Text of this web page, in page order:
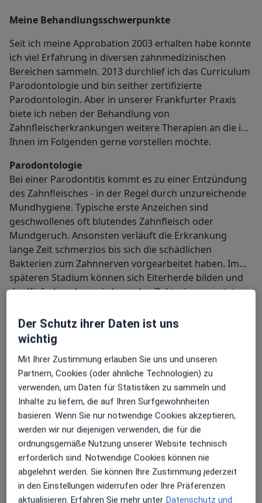
Meine Behandlungs­schwerpunkte
Seit ich meine Approbation 2003 erhalten habe konnte
ich viel Erfahrung in diversen zahnmedizinischen
Bereichen sammeln. 2013 durchlief ich das Curriculum
Parodontologie und bin seither zertifizierte
Parodontologin. Aber in unserer Frankfurter Praxis
biete ich neben der Behandlung von
Zahnfleischerkrankungen weitere Therapien an die ich
Ihnen im Folgenden gerne vorstellen möchte.
Parodontologie
Bei einer Parodontitis kommt es zu einer Entzündung
des Zahnfleisches - in der Regel durch unzureichende
Mundhygiene. Typische erste Anzeichen sind
geschwollenes oft blutendes Zahnfleisch oder
Mundgeruch. Ansonsten verläuft die Erkrankung
lange Zeit schmerzlos bis sich die schädlichen
Bakterien zum Zahnnerven vorgearbeitet haben. Im
späteren Stadium können sich Eiterherde bilden und
der Kieferknochen wird von den Bakterien zersetzt.
Seltenheit mehr.
wird desto besser lässt sie sich behandeln.
Mittlerweile wurden für die Behandlung schonende
Therapien gefunden etwa mit
Schmelzmatrixproteinen. Sie beschleunigen sowohl
die Heilung des Knochen als auch des Zahnfleisches
zudem wirkt das kleine gelartige Kissen desinfizierend.
Bei groisman & laube beraten wir Sie gerne individuell
zu den verschiedenen Therapien.
Ästhetische Zahnheilkunde
Schöne Zähne sorgen für Wohlbefinden. In manchen
Der Schutz ihrer Daten ist uns
wichtig
Mit Ihrer Zustimmung erlauben Sie uns und unseren
Partnern, Cookies (oder ähnliche Technologien) zu
verwenden, um Daten für Statistiken zu sammeln und
Inhalte zu liefern, die auf Ihren Surfgewohnheiten
basieren. Wenn Sie nur notwendige Cookies akzeptieren,
werden wir nur diejenigen verwenden, die für die
ordnungsgemäße Nutzung unserer Website technisch
erforderlich sind. Notwendige Cookies können nie
abgelehnt werden. Sie können Ihre Zustimmung jederzeit
in den Einstellungen widerrufen oder Ihre Präferenzen
aktualisieren. Erfahren Sie mehr unter Datenschutz und